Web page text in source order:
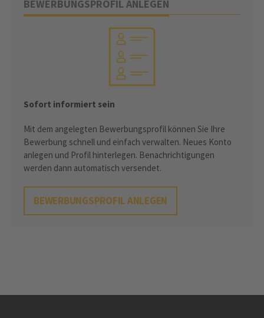
BEWERBUNGSPROFIL ANLEGEN
Sofort informiert sein
Mit dem angelegten Bewerbungsprofil können Sie Ihre
Bewerbung schnell und einfach verwalten. Neues Konto
anlegen und Profil hinterlegen. Benachrichtigungen
werden dann automatisch versendet.
BEWERBUNGSPROFIL ANLEGEN